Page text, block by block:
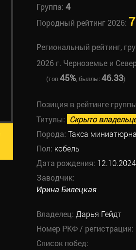
Группа: 4
Породный рейтинг 2026: 7
Региональный рейтинг,
2026 г. Черноземье и
(топ45%, быллы:46.33)
Позиция в рейтинге
Титулы: Скрыто
Порода: Такса
Пол: кобель
Дата рождения: 12.10.2024
Заводчик:
Ирина Билецкая
Владелец: Дарья Гейдт
Номер РКФ / регистрации:
Список побед: